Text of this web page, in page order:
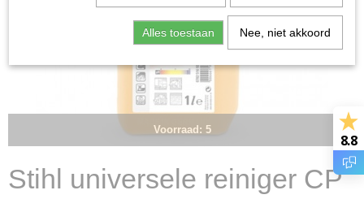
Voorraad: 5
Stihl universele reiniger CP
8.8
Alles toestaan Nee, niet akkoord